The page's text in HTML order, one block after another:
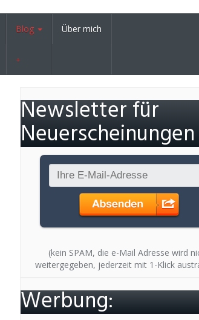
Blog Über mich
Newsletter für
Neuerscheinungen
(kein SPAM, die e-Mail Adresse wird
weitergegeben, jederzeit mit 1-Klick
Werbung: